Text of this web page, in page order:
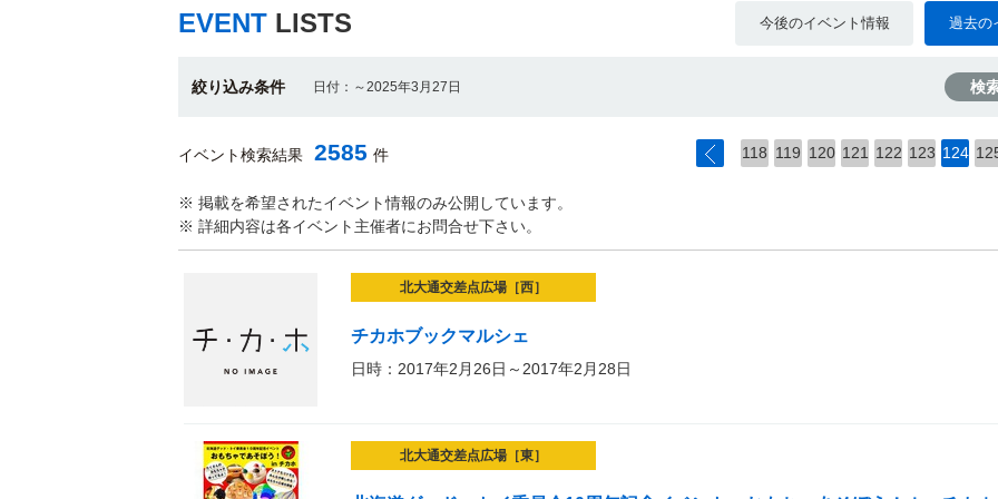
EVENT LISTS 今後のイベント情報 過去の
絞り込み条件 日付：～2025年3月27日 検
イベント検索結果 2585 件 118 119 120 121 122 123 124
※ 掲載を希望されたイベント情報のみ公開しています。
※ 詳細内容は各イベント主催者にお問合せ下さい。
北大通交差点広場［西］
チカホブックマルシェ
日時：2017年2月26日～2017年2月28日
北大通交差点広場［東］